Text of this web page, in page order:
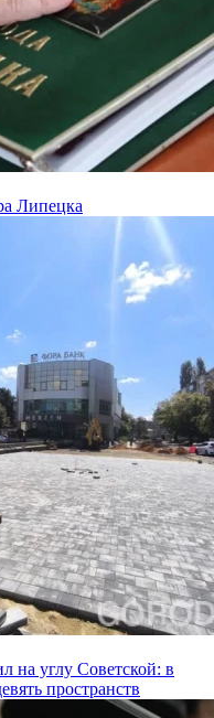
Липецка
на углу Советской: в
пространств